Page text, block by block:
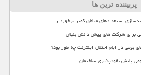
پربیننده ترین ها
استعدادهای مناطق کمتر برخوردار
برای شرکت های پیش دانش بنیان
بومی در ایام اختلال اینترنت چه طور بود؟
پایش نفوذپذیری ساختمان